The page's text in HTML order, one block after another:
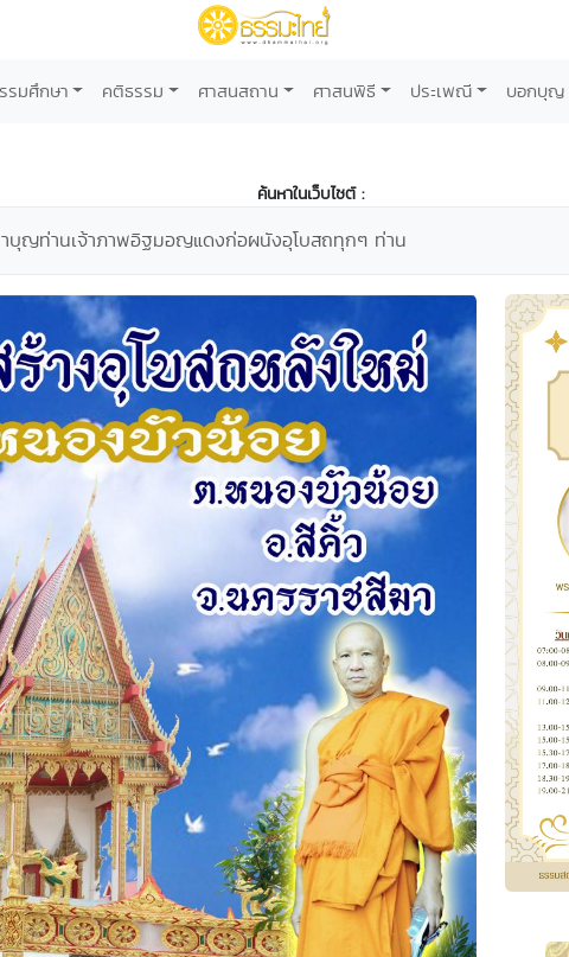
รมศึกษา คติธรรม ศาสนสถาน ศาสนพิธี ประเพณี บอกบุญ
ค้นหาในเว็บไซต์ :
นาบุญท่านเจ้าภาพอิฐมอญแดงก่อผนังอุโบสถทุกๆ ท่าน